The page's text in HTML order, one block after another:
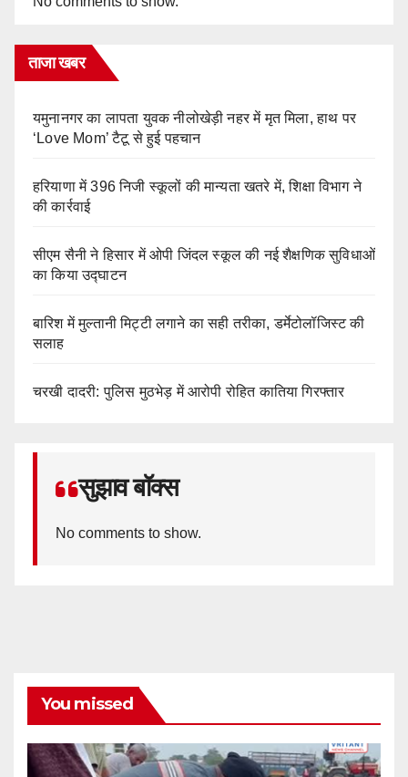
ताजा खबर
यमुनानगर का लापता युवक नीलोखेड़ी नहर में मृत मिला, हाथ पर
‘Love Mom’ टैटू से हुई पहचान
हरियाणा में 396 निजी स्कूलों की मान्यता खतरे में, शिक्षा विभाग ने
की कार्रवाई
सीएम सैनी ने हिसार में ओपी जिंदल स्कूल की नई शैक्षणिक सुविधाओं
का किया उद्घाटन
बारिश में मुल्तानी मिट्टी लगाने का सही तरीका, डर्मेटोलॉजिस्ट की
सलाह
चरखी दादरी: पुलिस मुठभेड़ में आरोपी रोहित कातिया गिरफ्तार
सुझाव बॉक्स
No comments to show.
You missed